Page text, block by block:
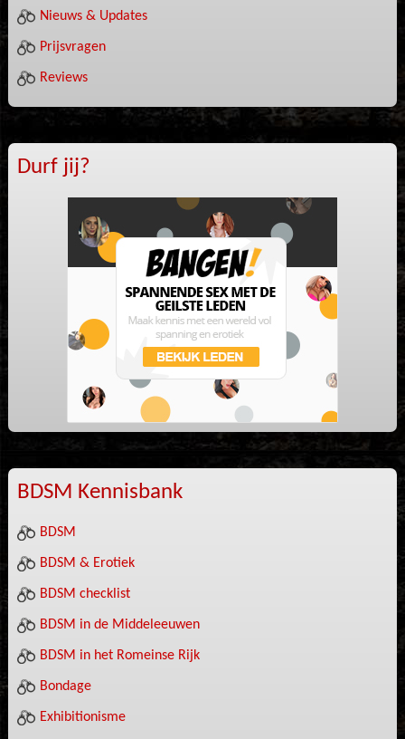
Nieuws & Updates
Prijsvragen
Reviews
Durf jij?
BDSM Kennisbank
BDSM
BDSM & Erotiek
BDSM checklist
BDSM in de Middeleeuwen
BDSM in het Romeinse Rijk
Bondage
Exhibitionisme